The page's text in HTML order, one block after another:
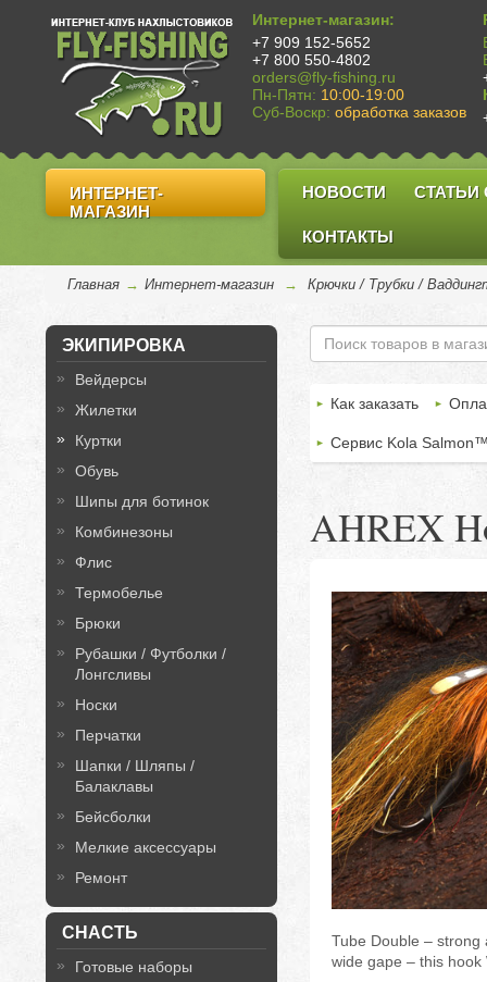
Интернет-магазин:
+7 909 152-5652
+7 800 550-4802
orders@fly-fishing.ru
Пн-Пятн: 10:00-19:00
Суб-Воскр: обработка заказов
ИНТЕРНЕТ-
МАГАЗИН
НОВОСТИ СТАТЬИ
КОНТАКТЫ
Главная → Интернет-магазин → Крючки / Трубки /
ЭКИПИРОВКА
Вейдерсы
Жилетки
Куртки
Обувь
Шипы для ботинок
Комбинезоны
Флис
Термобелье
Брюки
Рубашки / Футболки /
Лонгсливы
Носки
Перчатки
Шапки / Шляпы /
Балаклавы
Бейсболки
Мелкие аксессуары
Ремонт
СНАСТЬ
Готовые наборы
Как заказать
Сервис Kola
AHREX
Tube Double – strong
wide gape – this